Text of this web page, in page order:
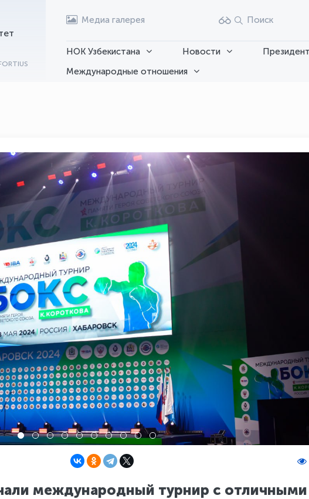
Медиа галерея Поиск
НОК Узбекистана Новости
Международные отношения
международный турнир с отличными